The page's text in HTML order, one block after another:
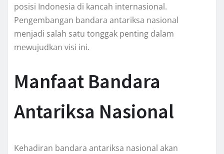
posisi Indonesia di kancah internasional.
Pengembangan bandara antariksa nasional
menjadi salah satu tonggak penting dalam
mewujudkan visi ini.
Manfaat Bandara
Antariksa Nasional
Kehadiran bandara antariksa nasional akan